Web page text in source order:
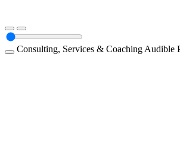
Consulting, Services & Coaching Audible